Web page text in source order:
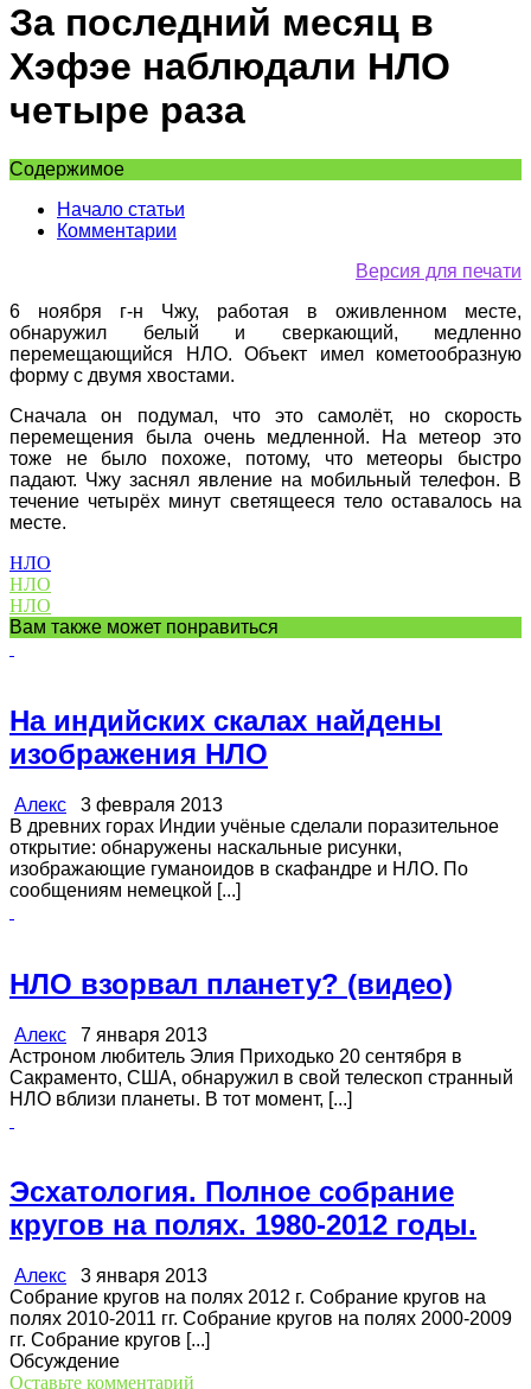
За последний месяц в
Хэфэе наблюдали НЛО
четыре раза
Содержимое
Начало статьи
Комментарии
Версия для печати
6 ноября г-н Чжу, работая в оживленном месте,
обнаружил белый и сверкающий, медленно
перемещающийся НЛО. Объект имел кометообразную
форму с двумя хвостами.
Сначала он подумал, что это самолёт, но скорость
перемещения была очень медленной. На метеор это
тоже не было похоже, потому, что метеоры быстро
падают. Чжу заснял явление на мобильный телефон. В
течение четырёх минут светящееся тело оставалось на
месте.
НЛО
НЛО
НЛО
Вам также может понравиться
На индийских скалах найдены
изображения НЛО
Алекс 3 февраля 2013
В древних горах Индии учёные сделали поразительное
открытие: обнаружены наскальные рисунки,
изображающие гуманоидов в скафандре и НЛО. По
сообщениям немецкой [...]
НЛО взорвал планету? (видео)
Алекс 7 января 2013
Астроном любитель Элия Приходько 20 сентября в
Сакраменто, США, обнаружил в свой телескоп странный
НЛО вблизи планеты. В тот момент, [...]
Эсхатология. Полное собрание
кругов на полях. 1980-2012 годы.
Алекс 3 января 2013
Собрание кругов на полях 2012 г. Собрание кругов на
полях 2010-2011 гг. Собрание кругов на полях 2000-2009
гг. Собрание кругов [...]
Обсуждение
Оставьте комментарий